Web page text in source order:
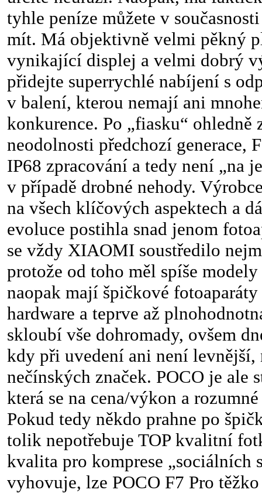
tyhle peníze můžete v
mít. Má objektivně velmi pěkný
vynikající displej a velmi dobrý
přidejte superrychlé nabíjení s
v balení, kterou nemají ani
konkurence. Po „fiasku“ ohledně
neodolnosti předchozí generace,
IP68 zpracování a tedy není „na
v případě drobné nehody.
na všech klíčových aspektech a
evoluce postihla snad jenom
se vždy XIAOMI soustředilo
protože od toho měl spíše
naopak mají špičkové fotoaparáty
hardware a teprve až
skloubí vše dohromady, ovšem
kdy při uvedení ani není levnější,
nečínských značek. POCO je ale
která se na cena/výkon a
Pokud tedy někdo prahne po
tolik nepotřebuje TOP kvalitní
kvalita pro komprese „sociálních
vyhovuje, lze POCO F7 Pro